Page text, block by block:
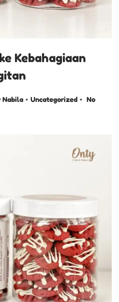
Kebahagiaan
Nabila . P
n
Uncategorized . No